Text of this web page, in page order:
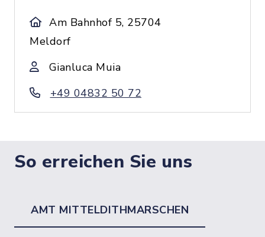
Am Bahnhof 5, 25704
Meldorf
Gianluca Muia
+49 04832 50 72
So erreichen Sie uns
AMT MITTELDITHMARSCHEN